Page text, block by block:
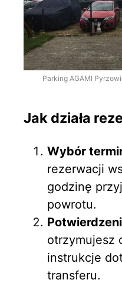
Parking AGAMI
Jak działa
Wybór
rezerwacji
godzinę
powrotu.
otrzymujesz
instrukcje
transferu.